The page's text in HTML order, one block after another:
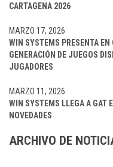
CARTAGENA 2026
WIN SYSTEMS PRESENTA EN
GENERACIÓN DE JUEGOS
JUGADORES
MARZO 17, 2026
WIN SYSTEMS LLEGA A GAT
NOVEDADES
MARZO 11, 2026
ARCHIVO DE